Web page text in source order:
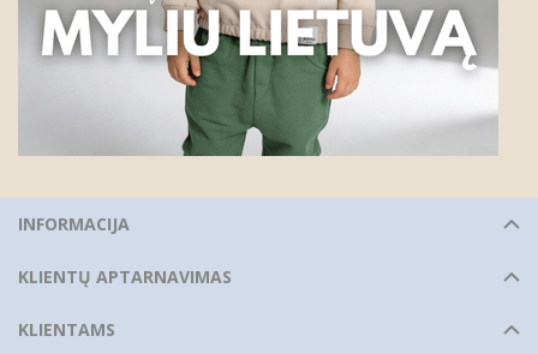
INFORMACIJA
KLIENTŲ APTARNAVIMAS
KLIENTAMS